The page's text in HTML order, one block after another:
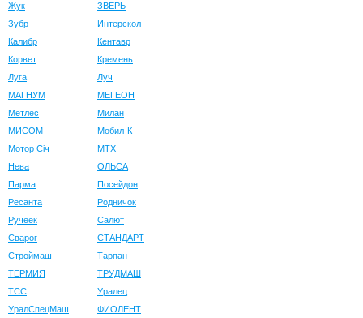
Жук
ЗВЕРЬ
Зубр
Интерскол
Калибр
Кентавр
Корвет
Кремень
Луга
Луч
МАГНУМ
МЕГЕОН
Метлес
Милан
МИСОМ
Мобил-К
Мотор Сiч
МТХ
Нева
ОЛЬСА
Парма
Посейдон
Ресанта
Родничок
Ручеек
Салют
Сварог
СТАНДАРТ
Строймаш
Тарпан
ТЕРМИЯ
ТРУДМАШ
ТСС
Уралец
УралСпецМаш
ФИОЛЕНТ